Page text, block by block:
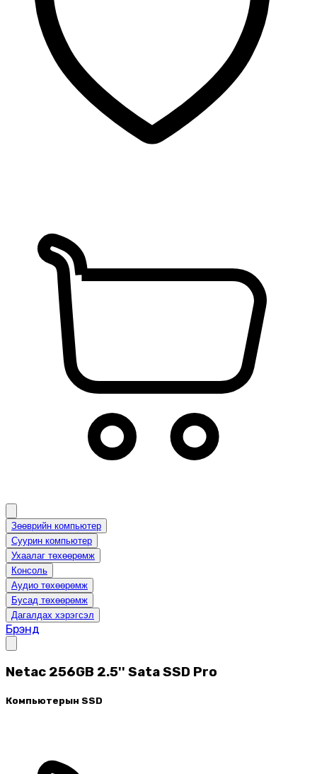
Зөөврийн компьютер
Суурин компьютер
Ухаалаг төхөөрөмж
Консоль
Аудио төхөөрөмж
Бусад төхөөрөмж
Дагалдах хэрэгсэл
Брэнд
Netac 256GB 2.5'' Sata SSD Pro
Компьютерын SSD